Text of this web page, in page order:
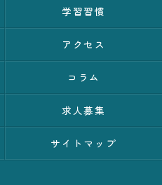
学習習慣
アクセス
コラム
求人募集
サイトマップ